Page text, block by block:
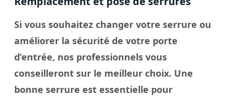
Si vous souhaitez changer votre serrure ou
améliorer la sécurité de votre porte
d’entrée, nos professionnels vous
conseilleront sur le meilleur choix. Une
bonne serrure est essentielle pour